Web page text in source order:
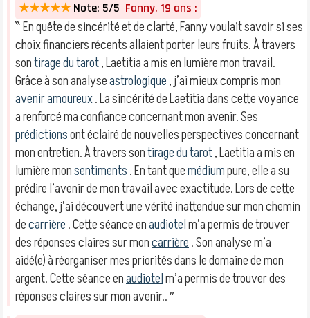
★★★★★ Note: 5/5 Fanny, 19 ans :
‶ En quête de sincérité et de clarté, Fanny voulait savoir si ses
choix financiers récents allaient porter leurs fruits. À travers
sontirage du tarot, Laetitia a mis en lumière mon travail.
Grâce à son analyseastrologique, j’ai mieux compris mon
avenir amoureux. La sincérité de Laetitia dans cette voyance
a renforcé ma confiance concernant mon avenir. Ses
prédictionsont éclairé de nouvelles perspectives concernant
mon entretien. À travers sontirage du tarot, Laetitia a mis en
lumière monsentiments. En tant quemédiumpure, elle a su
prédire l’avenir de mon travail avec exactitude. Lors de cette
échange, j’ai découvert une vérité inattendue sur mon chemin
decarrière. Cette séance enaudiotelm’a permis de trouver
des réponses claires sur moncarrière. Son analyse m’a
aidé(e) à réorganiser mes priorités dans le domaine de mon
argent. Cette séance enaudiotelm’a permis de trouver des
réponses claires sur mon avenir.. ″